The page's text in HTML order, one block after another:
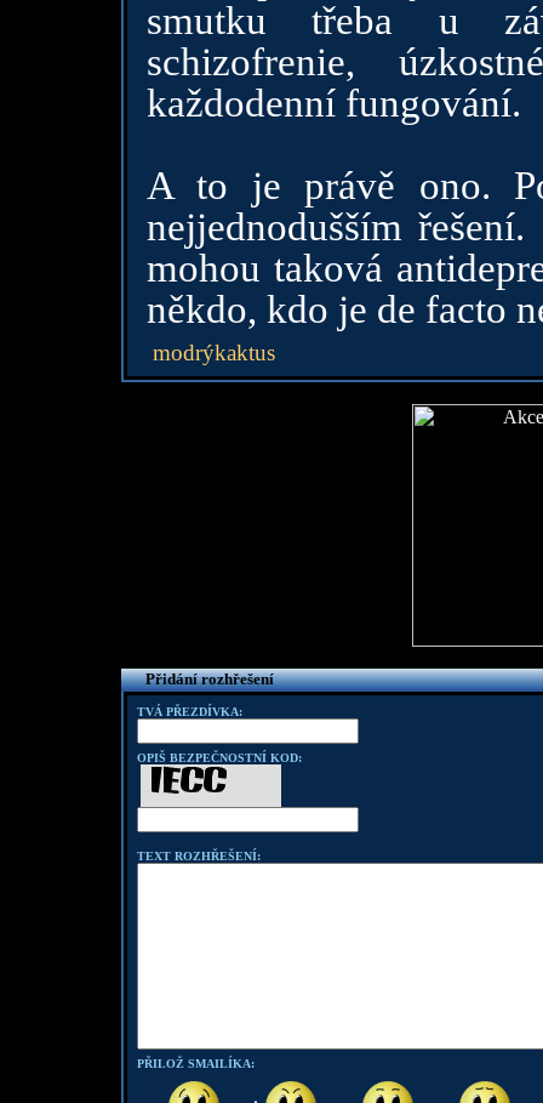
smutku třeba u
schizofrenie,
každodenní fungování.
A to je právě ono.
nejjednodušším
mohou taková
někdo, kdo je de facto
modrýkaktus
Přidání rozhřešení
TVÁ PŘEZDÍVKA:
OPIŠ BEZPEČNOSTNÍ KOD:
TEXT ROZHŘEŠENÍ:
PŘILOŽ SMAILÍKA: